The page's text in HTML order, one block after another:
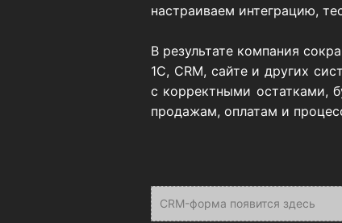
настраиваем интеграцию,
В результате компания
1С, CRM, сайте и других
с корректными остатками,
продажам, оплатам и
CRM-форма появится здесь